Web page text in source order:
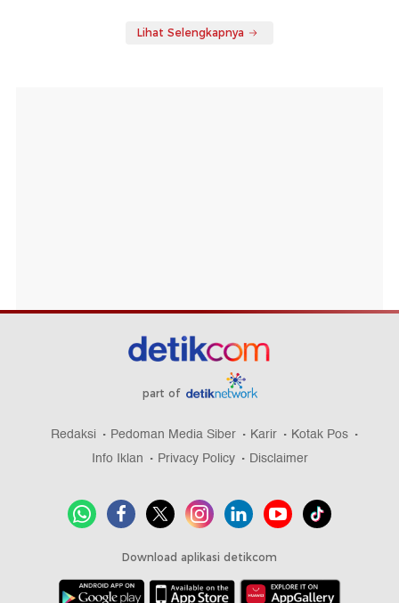
Lihat Selengkapnya
part of
Redaksi Pedoman Media Siber Karir
Kotak Pos
Info Iklan
Privacy Policy Disclaimer
Download aplikasi detikcom